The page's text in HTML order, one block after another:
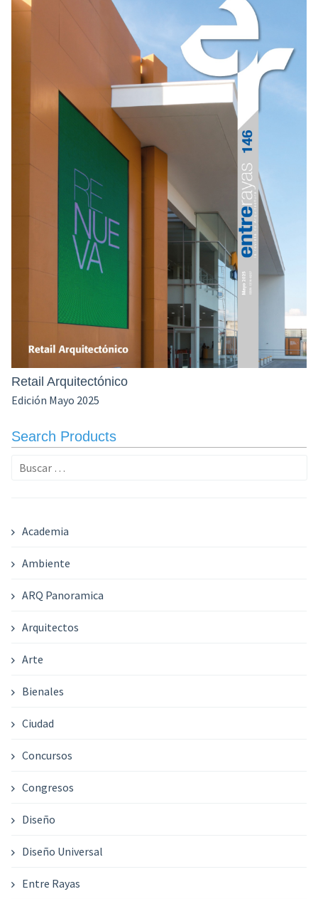
675
millones»
Retail Arquitectónico
Edición Mayo 2025
Search Products
Buscar:
Academia
Ambiente
ARQ Panoramica
Arquitectos
Arte
Bienales
Ciudad
Concursos
Congresos
Diseño
Diseño Universal
Entre Rayas